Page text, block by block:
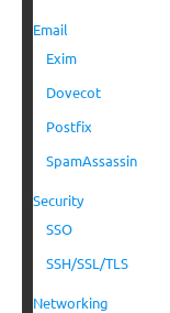
Email
Exim
Dovecot
Postfix
SpamAssassin
Security
SSO
SSH/SSL/TLS
Networking